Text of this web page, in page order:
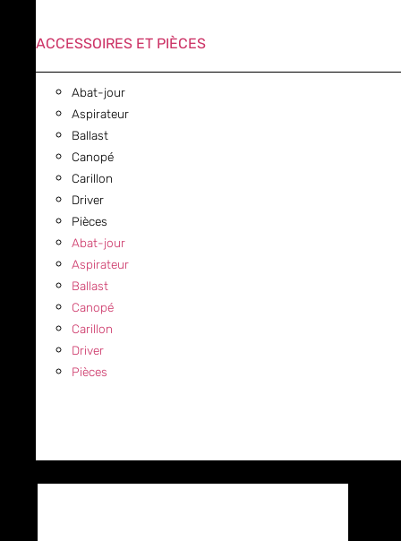
ACCESSOIRES ET PIÈCES
Abat-jour
Aspirateur
Ballast
Canopé
Carillon
Driver
Pièces
Abat-jour
Aspirateur
Ballast
Canopé
Carillon
Driver
Pièces